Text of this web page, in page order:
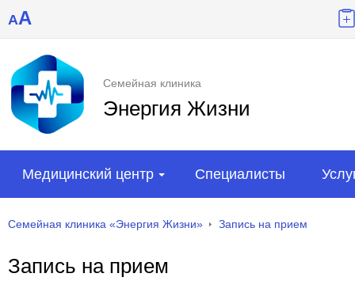
AA
Семейная клиника
Энергия Жизни
Медицинский центр Специалисты
Семейная клиника «Энергия Жизни» Запись на прием
Запись на прием